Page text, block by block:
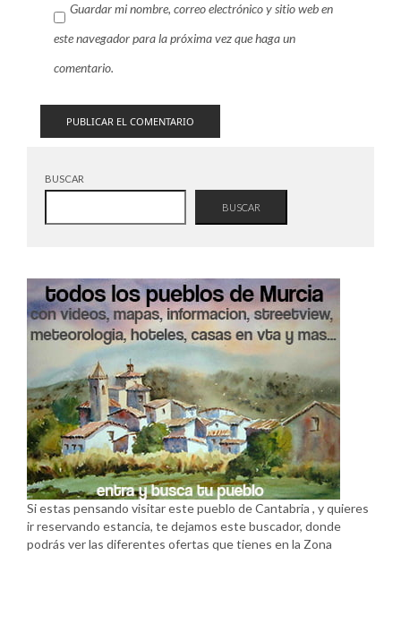
Guardar mi nombre, correo electrónico y sitio web en
este navegador para la próxima vez que haga un
comentario.
BUSCAR
BUSCAR
Si estas pensando visitar este pueblo de Cantabria , y quieres
ir reservando estancia, te dejamos este buscador, donde
podrás ver las diferentes ofertas que tienes en la Zona